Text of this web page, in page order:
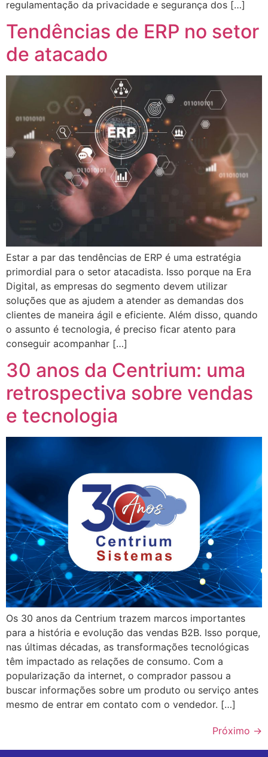
regulamentação da privacidade e segurança dos […]
Tendências de ERP no setor
de atacado
Estar a par das tendências de ERP é uma estratégia
primordial para o setor atacadista. Isso porque na Era
Digital, as empresas do segmento devem utilizar
soluções que as ajudem a atender as demandas dos
clientes de maneira ágil e eficiente. Além disso, quando
o assunto é tecnologia, é preciso ficar atento para
conseguir acompanhar […]
30 anos da Centrium: uma
retrospectiva sobre vendas
e tecnologia
Os 30 anos da Centrium trazem marcos importantes
para a história e evolução das vendas B2B. Isso porque,
nas últimas décadas, as transformações tecnológicas
têm impactado as relações de consumo. Com a
popularização da internet, o comprador passou a
buscar informações sobre um produto ou serviço antes
mesmo de entrar em contato com o vendedor. […]
Próximo →